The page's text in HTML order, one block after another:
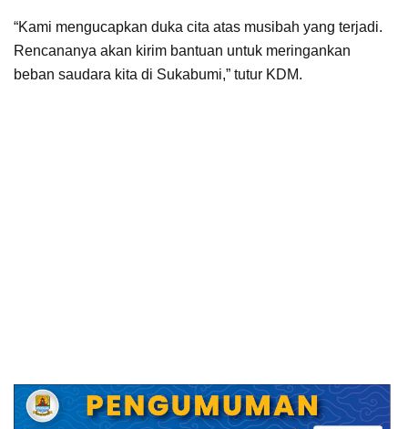
“Kami mengucapkan duka cita atas musibah yang terjadi.
Rencananya akan kirim bantuan untuk meringankan
beban saudara kita di Sukabumi,” tutur KDM.